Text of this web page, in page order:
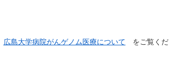
広島大学病院がんゲノム医療について をご覧くだ